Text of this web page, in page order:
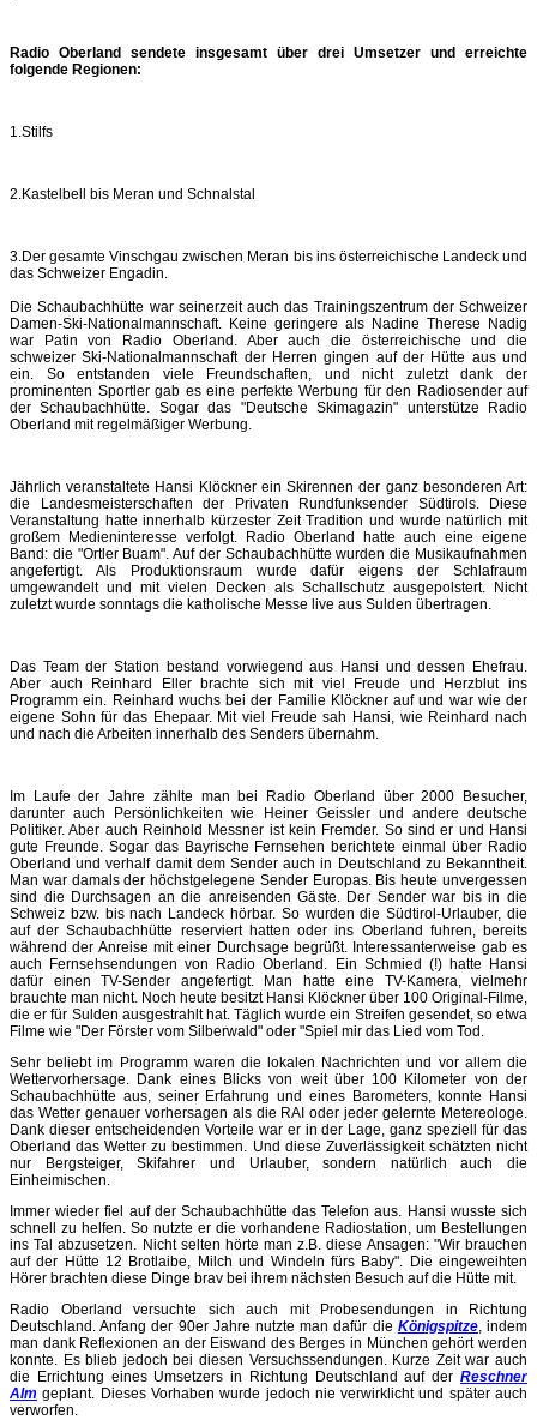
Radio Oberland sendete insgesamt über drei Umsetzer und erreichte
folgende Regionen:
1.Stilfs
2.Kastelbell bis Meran und Schnalstal
3.Der gesamte Vinschgau zwischen Meran bis ins österreichische Landeck und
das Schweizer Engadin.
Die Schaubachhütte war seinerzeit auch das Trainingszentrum der Schweizer
Damen-Ski-Nationalmannschaft. Keine geringere als Nadine Therese Nadig
war Patin von Radio Oberland. Aber auch die österreichische und die
schweizer Ski-Nationalmannschaft der Herren gingen auf der Hütte aus und
ein. So entstanden viele Freundschaften, und nicht zuletzt dank der
prominenten Sportler gab es eine perfekte Werbung für den Radiosender auf
der Schaubachhütte. Sogar das "Deutsche Skimagazin" unterstütze Radio
Oberland mit regelmäßiger Werbung.
Jährlich veranstaltete Hansi Klöckner ein Skirennen der ganz besonderen Art:
die Landesmeisterschaften der Privaten Rundfunksender Südtirols. Diese
Veranstaltung hatte innerhalb kürzester Zeit Tradition und wurde natürlich mit
großem Medieninteresse verfolgt. Radio Oberland hatte auch eine eigene
Band: die "Ortler Buam". Auf der Schaubachhütte wurden die Musikaufnahmen
angefertigt. Als Produktionsraum wurde dafür eigens der Schlafraum
umgewandelt und mit vielen Decken als Schallschutz ausgepolstert. Nicht
zuletzt wurde sonntags die katholische Messe live aus Sulden übertragen.
Das Team der Station bestand vorwiegend aus Hansi und dessen Ehefrau.
Aber auch Reinhard Eller brachte sich mit viel Freude und Herzblut ins
Programm ein. Reinhard wuchs bei der Familie Klöckner auf und war wie der
eigene Sohn für das Ehepaar. Mit viel Freude sah Hansi, wie Reinhard nach
und nach die Arbeiten innerhalb des Senders übernahm.
Im Laufe der Jahre zählte man bei Radio Oberland über 2000 Besucher,
darunter auch Persönlichkeiten wie Heiner Geissler und andere deutsche
Politiker. Aber auch Reinhold Messner ist kein Fremder. So sind er und Hansi
gute Freunde. Sogar das Bayrische Fernsehen berichtete einmal über Radio
Oberland und verhalf damit dem Sender auch in Deutschland zu Bekanntheit.
Man war damals der höchstgelegene Sender Europas. Bis heute unvergessen
sind die Durchsagen an die anreisenden Gäste. Der Sender war bis in die
Schweiz bzw. bis nach Landeck hörbar. So wurden die Südtirol-Urlauber, die
auf der Schaubachhütte reserviert hatten oder ins Oberland fuhren, bereits
während der Anreise mit einer Durchsage begrüßt. Interessanterweise gab es
auch Fernsehsendungen von Radio Oberland. Ein Schmied (!) hatte Hansi
dafür einen TV-Sender angefertigt. Man hatte eine TV-Kamera, vielmehr
brauchte man nicht. Noch heute besitzt Hansi Klöckner über 100 Original-Filme,
die er für Sulden ausgestrahlt hat. Täglich wurde ein Streifen gesendet, so etwa
Filme wie "Der Förster vom Silberwald" oder "Spiel mir das Lied vom Tod.
Sehr beliebt im Programm waren die lokalen Nachrichten und vor allem die
Wettervorhersage. Dank eines Blicks von weit über 100 Kilometer von der
Schaubachhütte aus, seiner Erfahrung und eines Barometers, konnte Hansi
das Wetter genauer vorhersagen als die RAI oder jeder gelernte Metereologe.
Dank dieser entscheidenden Vorteile war er in der Lage, ganz speziell für das
Oberland das Wetter zu bestimmen. Und diese Zuverlässigkeit schätzten nicht
nur Bergsteiger, Skifahrer und Urlauber, sondern natürlich auch die
Einheimischen.
Immer wieder fiel auf der Schaubachhütte das Telefon aus. Hansi wusste sich
schnell zu helfen. So nutzte er die vorhandene Radiostation, um Bestellungen
ins Tal abzusetzen. Nicht selten hörte man z.B. diese Ansagen: "Wir brauchen
auf der Hütte 12 Brotlaibe, Milch und Windeln fürs Baby". Die eingeweihten
Hörer brachten diese Dinge brav bei ihrem nächsten Besuch auf die Hütte mit.
Radio Oberland versuchte sich auch mit Probesendungen in Richtung
Deutschland. Anfang der 90er Jahre nutzte man dafür die Königspitze, indem
man dank Reflexionen an der Eiswand des Berges in München gehört werden
konnte. Es blieb jedoch bei diesen Versuchssendungen. Kurze Zeit war auch
die Errichtung eines Umsetzers in Richtung Deutschland auf der Reschner
Alm geplant. Dieses Vorhaben wurde jedoch nie verwirklicht und später auch
verworfen.